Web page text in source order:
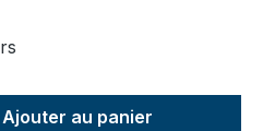
la quantité
Ajouter au panier